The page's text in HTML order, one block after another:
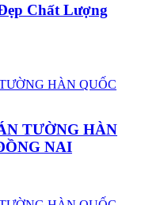
Chất Lượng
TƯỜNG HÀN
NAI